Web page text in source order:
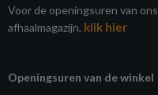
Voor de openingsuren van ons
afhaalmagazijn, klik hier
Openingsuren van de winkel